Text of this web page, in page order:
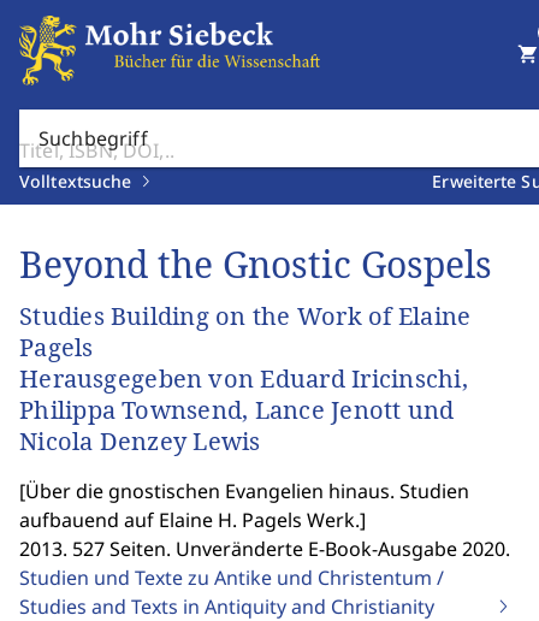
Suchbegriff
Volltextsuche Erweiterte
shopping_cart
Beyond the Gnostic Gospels
Studies Building on the Work of Elaine
Pagels
Herausgegeben von Eduard Iricinschi,
Philippa Townsend, Lance Jenott und
Nicola Denzey Lewis
[Über die gnostischen Evangelien hinaus. Studien
aufbauend auf Elaine H. Pagels Werk.]
2013. 527 Seiten. Unveränderte E-Book-Ausgabe 2020.
Studien und Texte zu Antike und Christentum /
Studies and Texts in Antiquity and Christianity